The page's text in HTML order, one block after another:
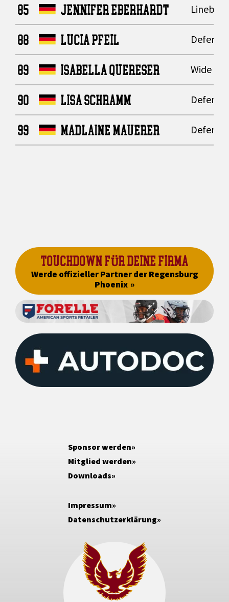
85 JENNIFER EBERHARDT
88 LUCIA PFEIL
89 ISABELLA QUERESER Wide
90 LISA SCHRAMM
99 MADLAINE MAUERER
TOUCHDOWN FÜR DEINE FIRMA
Werde offizieller Partner der Regensburg
Phoenix
Sponsor werden
Mitglied werden
Downloads
Impressum
Datenschutzerklärung